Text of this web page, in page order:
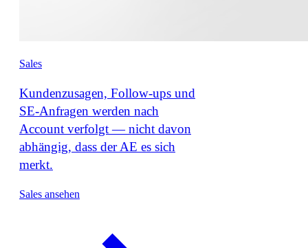
Sales
Kundenzusagen, Follow-ups und
SE-Anfragen werden nach
Account verfolgt — nicht davon
abhängig, dass der AE es sich
merkt.
Sales ansehen